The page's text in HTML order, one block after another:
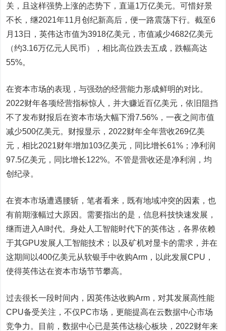
关，且这样强势上涨的态势下，直逼1万亿美元。可惜好景
不长，继2021年11月创纪新高后，便一路震荡下行。截至6
月13日，英伟达市值为3918亿美元，市值减少4682亿美元
（约3.16万亿元人民币），相比高位跌去五成，跌幅高达
55%。
在资本市场的表现，与强劲的经营能力形成鲜明的对比。
2022财年各项经营指标惊人，并大赚近百亿美元，依旧阻挡
不了发布财报后在资本市场大幅下滑7.56%，一夜之间市值
减少500亿美元。财报显示，2022财年全年营收269亿美
元，相比2021财年增加103亿美元，同比增长61%；净利润
97.5亿美元，同比增长122%。不管是营收还是净利润，均
创纪录。
在资本市场遭遇腰斩，笔者看来，既有地域冲突的因素，也
有前期涨幅过大原因。需要指出的是，信息科技快速发展，
继而进入AI时代。身处人工智能时代下的英伟达，各界依赖
于其GPU发展人工智能技术；以及矿机对显卡的需求，并在
这期间以400亿美元从软银手中收购Arm，以此发展CPU，
使得英伟达在资本市场节节攀高。
过去很长一段时间内，因英伟达收购Arm，对其发展高性能
CPU备受关注，不仅PC市场，更能提高在云数据中心市场
竞争力。目前，数据中心已是英伟达核心板块，2022财年来